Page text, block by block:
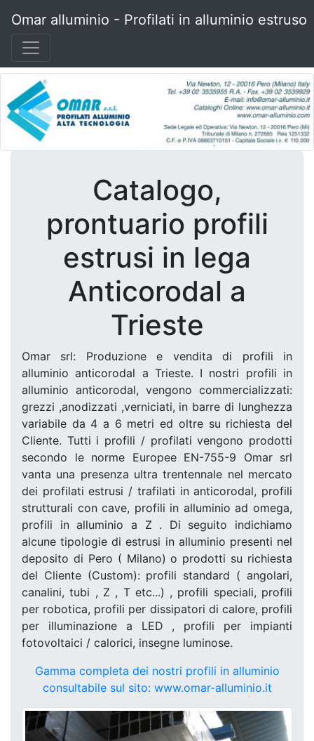
Omar alluminio - Profilati in alluminio estruso
Catalogo,
prontuario profili
estrusi in lega
Anticorodal a
Trieste
Omar srl: Produzione e vendita di profili in
alluminio anticorodal a Trieste. I nostri profili in
alluminio anticorodal, vengono commercializzati:
grezzi ,anodizzati ,verniciati, in barre di lunghezza
variabile da 4 a 6 metri ed oltre su richiesta del
Cliente. Tutti i profili / profilati vengono prodotti
secondo le norme Europee EN-755-9 Omar srl
vanta una presenza ultra trentennale nel mercato
dei profilati estrusi / trafilati in anticorodal, profili
strutturali con cave, profili in alluminio ad omega,
profili in alluminio a Z . Di seguito indichiamo
alcune tipologie di estrusi in alluminio presenti nel
deposito di Pero ( Milano) o prodotti su richiesta
del Cliente (Custom): profili standard ( angolari,
canalini, tubi , Z , T etc...) , profili speciali, profili
per robotica, profili per dissipatori di calore, profili
per illuminazione a LED , profili per impianti
fotovoltaici / calorici, insegne luminose.
Gamma completa dei nostri profili in alluminio
consultabile sul sito: www.omar-alluminio.it